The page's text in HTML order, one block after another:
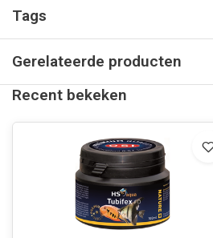
Tags
Gerelateerde producten
Recent bekeken